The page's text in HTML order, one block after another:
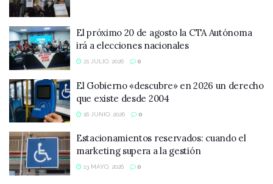
El próximo 20 de agosto la CTA Autónoma
irá a elecciones nacionales
21 JULIO, 2026 0
El Gobierno «descubre» en 2026 un derecho
que existe desde 2004
16 JUNIO, 2026 0
Estacionamientos reservados: cuando el
marketing supera a la gestión
13 MAYO, 2026 0